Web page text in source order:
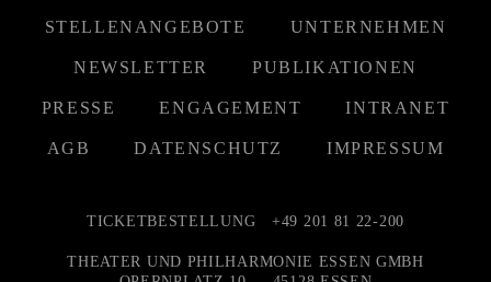
STELLENANGEBOTE UNTERNEHMEN
NEWSLETTER PUBLIKATIONEN
PRESSE ENGAGEMENT INTRANET
AGB DATENSCHUTZ IMPRESSUM
TICKETBESTELLUNG +49 201 81 22-200
THEATER UND PHILHARMONIE ESSEN GMBH